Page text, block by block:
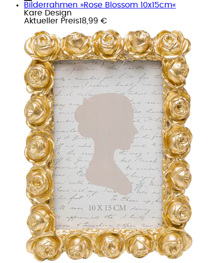
Bilderrahmen »Rose Blossom 10x15cm«
Kare Design
Aktueller Preis18,99 €